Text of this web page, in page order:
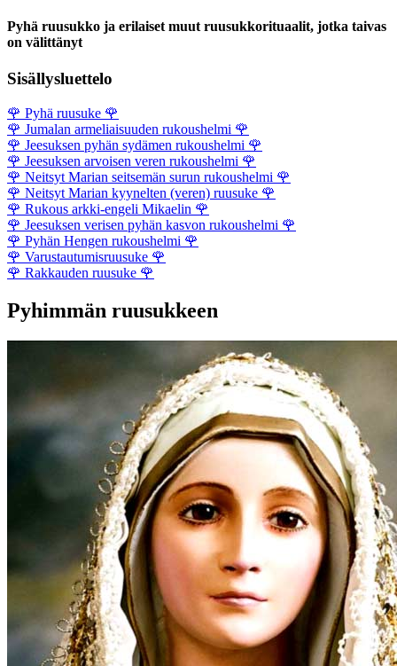
Pyhä ruusukko ja erilaiset muut ruusukkorituaalit, jotka taivas
on välittänyt
Sisällysluettelo
🌹 Pyhä ruusuke 🌹
🌹 Jumalan armeliaisuuden rukoushelmi 🌹
🌹 Jeesuksen pyhän sydämen rukoushelmi 🌹
🌹 Jeesuksen arvoisen veren rukoushelmi 🌹
🌹 Neitsyt Marian seitsemän surun rukoushelmi 🌹
🌹 Neitsyt Marian kyynelten (veren) ruusuke 🌹
🌹 Rukous arkki-engeli Mikaelin 🌹
🌹 Jeesuksen verisen pyhän kasvon rukoushelmi 🌹
🌹 Pyhän Hengen rukoushelmi 🌹
🌹 Varustautumisruusuke 🌹
🌹 Rakkauden ruusuke 🌹
Pyhimmän ruusukkeen